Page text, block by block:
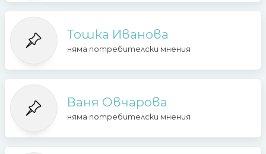
Тошка Иванова
няма потребителски мнения
Ваня Овчарова
няма потребителски мнения